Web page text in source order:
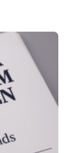
e.V.
Ein
ist
eine
Drittel hat